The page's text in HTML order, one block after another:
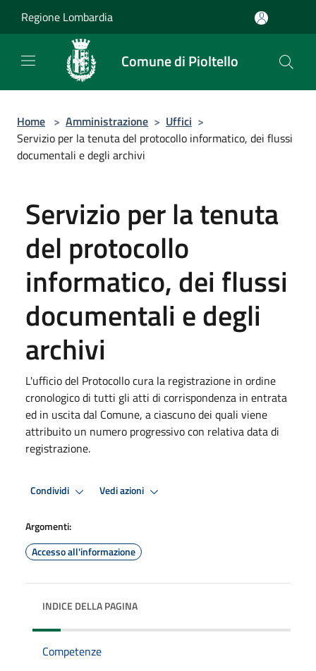
Regione Lombardia
Comune di Pioltello
Home > Amministrazione > Uffici >
Servizio per la tenuta del protocollo informatico, dei flussi
documentali e degli archivi
Servizio per la tenuta
del protocollo
informatico, dei flussi
documentali e degli
archivi
L'ufficio del Protocollo cura la registrazione in ordine
cronologico di tutti gli atti di corrispondenza in entrata
ed in uscita dal Comune, a ciascuno dei quali viene
attribuito un numero progressivo con relativa data di
registrazione.
Condividi Vedi azioni
Argomenti:
Accesso all'informazione
INDICE DELLA PAGINA
Competenze